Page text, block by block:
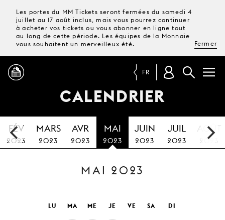
Les portes du MM Tickets seront fermées du samedi 4
juillet au 17 août inclus, mais vous pourrez continuer
à acheter vos tickets ou vous abonner en ligne tout
au long de cette période. Les équipes de la Monnaie
vous souhaitent un merveilleux été.
Fermer
PROGRAMME
MAGAZINE
TICKETS &
ABONNEMENTS
VISITE
FR
CALENDRIER
FÉV
2023
MARS
2023
AVR
2023
MAI
2023
JUIN
2023
JUIL
2023
AOÛT
2023
MAI 2023
LU MA ME JE VE SA DI